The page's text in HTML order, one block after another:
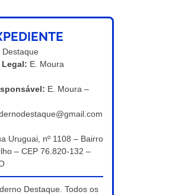
Destaque
Legal: E. Moura
E. Moura –
Uruguai, nº 1108 – Bairro
– CEP 76.820-132 –
Destaque. Todos os